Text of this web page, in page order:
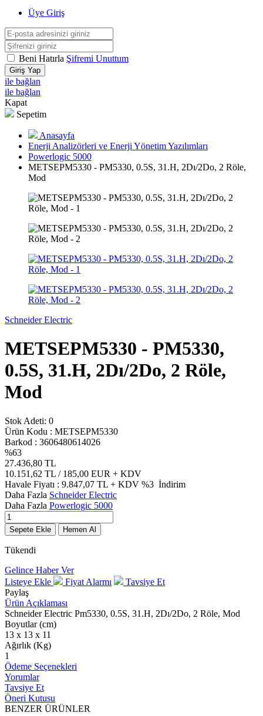
Üye Giriş
Beni Hatırla Şifremi Unuttum
Giriş Yap
ile bağlan
ile bağlan
Kapat
Sepetim
Anasayfa
Enerji Analizörleri ve Enerji Yönetim Yazılımları
Powerlogic 5000
METSEPM5330 - PM5330, 0.5S, 31.H, 2Dı/2Do, 2 Röle,
Mod
Schneider Electric
METSEPM5330 - PM5330,
0.5S, 31.H, 2Dı/2Do, 2 Röle,
Mod
Stok Adeti: 0
Ürün Kodu : METSEPM5330
Barkod : 3606480614026
%63
27.436,80 TL
10.151,62 TL / 185,00 EUR + KDV
Havale Fiyatı : 9.847,07 TL + KDV %3 İndirim
Daha Fazla Schneider Electric
Daha Fazla Powerlogic 5000
Sepete Ekle Hemen Al
Tükendi
Gelince Haber Ver
Listeye Ekle
Fiyat Alarmı
Tavsiye Et
Paylaş
Ürün Açıklaması
Schneider Electric Pm5330, 0.5S, 31.H, 2Dı/2Do, 2 Röle, Mod
Boyutlar (cm)
13 x 13 x 11
Ağırlık (Kg)
1
Ödeme Seçenekleri
Yorumlar
Tavsiye Et
Öneri Kutusu
BENZER ÜRÜNLER